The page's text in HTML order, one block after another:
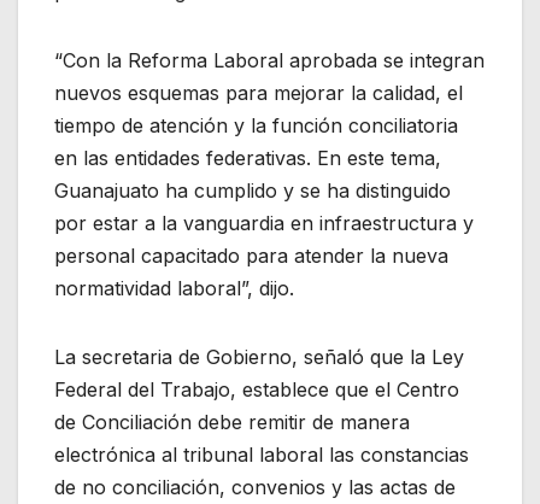
“Con la Reforma Laboral aprobada se integran
nuevos esquemas para mejorar la calidad, el
tiempo de atención y la función conciliatoria
en las entidades federativas. En este tema,
Guanajuato ha cumplido y se ha distinguido
por estar a la vanguardia en infraestructura y
personal capacitado para atender la nueva
normatividad laboral”, dijo.
La secretaria de Gobierno, señaló que la Ley
Federal del Trabajo, establece que el Centro
de Conciliación debe remitir de manera
electrónica al tribunal laboral las constancias
de no conciliación, convenios y las actas de